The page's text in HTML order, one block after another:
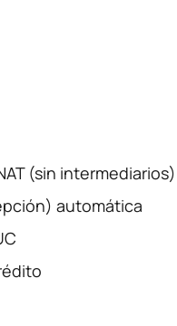
(sin intermediarios)
automática